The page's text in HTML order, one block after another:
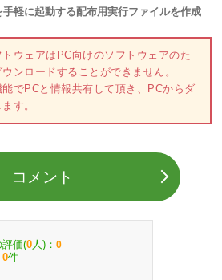
軽に起動する配布用実行ファイルを作成
ウェアはPC向けのソフトウェアのた
ンロードすることができません。
でPCと情報共有して頂き、PCからダ
す。
コメント
評価(0 人)： 0
0件